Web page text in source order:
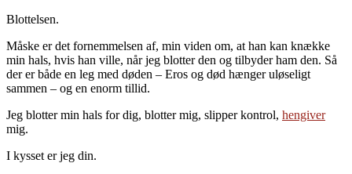
Blottelsen.
Måske er det fornemmelsen af, min viden om, at han kan knække
min hals, hvis han ville, når jeg blotter den og tilbyder ham den. Så
der er både en leg med døden – Eros og død hænger uløseligt
sammen – og en enorm tillid.
Jeg blotter min hals for dig, blotter mig, slipper kontrol, hengiver
mig.
I kysset er jeg din.